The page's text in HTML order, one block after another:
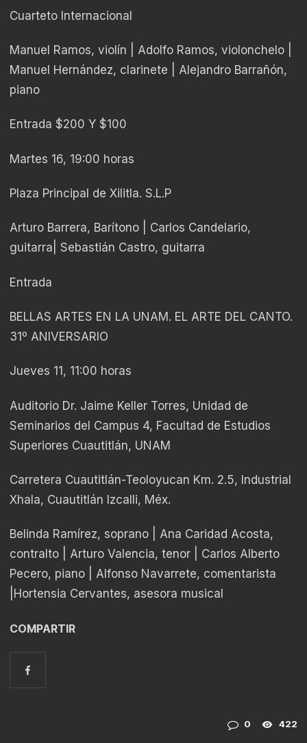
Cuarteto Internacional
Manuel Ramos, violín | Adolfo Ramos, violonchelo |
Manuel Hernández, clarinete | Alejandro Barrañón,
piano
Entrada $200 Y $100
Martes 16, 19:00 horas
Plaza Principal de Xilitla. S.L.P
Arturo Barrera, Barítono | Carlos Candelario,
guitarra| Sebastián Castro, guitarra
Entrada
BELLAS ARTES EN LA UNAM. EL ARTE DEL CANTO.
31º ANIVERSARIO
Jueves 11, 11:00 horas
Auditorio Dr. Jaime Keller Torres, Unidad de
Seminarios del Campus 4, Facultad de Estudios
Superiores Cuautitlán, UNAM
Carretera Cuautitlán-Teoloyucan Km. 2.5, Industrial
Xhala, Cuautitlán Izcalli, Méx.
Belinda Ramírez, soprano | Ana Caridad Acosta,
contralto | Arturo Valencia, tenor | Carlos Alberto
Pecero, piano | Alfonso Navarrete, comentarista
|Hortensia Cervantes, asesora musical
COMPARTIR
0 422